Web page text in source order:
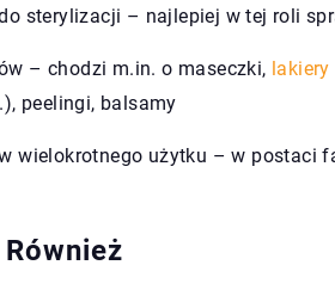
sterylizacji – najlepiej w tej roli
– chodzi m.in. o maseczki, lakiery
peelingi, balsamy
wielokrotnego użytku – w postaci